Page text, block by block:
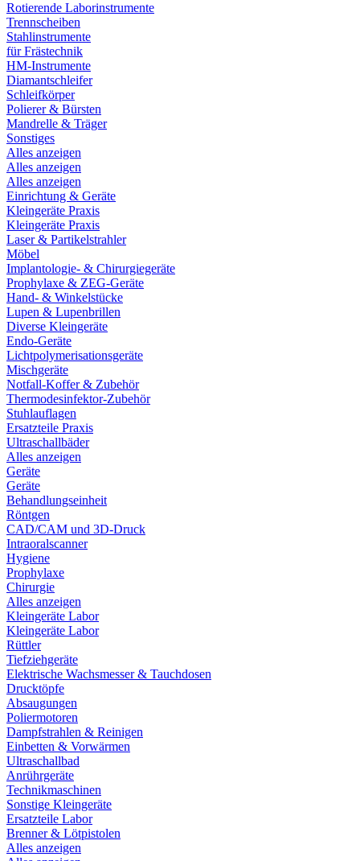
Rotierende Laborinstrumente
Trennscheiben
Stahlinstrumente
für Frästechnik
HM-Instrumente
Diamantschleifer
Schleifkörper
Polierer & Bürsten
Mandrelle & Träger
Sonstiges
Alles anzeigen
Alles anzeigen
Alles anzeigen
Einrichtung & Geräte
Kleingeräte Praxis
Kleingeräte Praxis
Laser & Partikelstrahler
Möbel
Implantologie- & Chirurgiegeräte
Prophylaxe & ZEG-Geräte
Hand- & Winkelstücke
Lupen & Lupenbrillen
Diverse Kleingeräte
Endo-Geräte
Lichtpolymerisationsgeräte
Mischgeräte
Notfall-Koffer & Zubehör
Thermodesinfektor-Zubehör
Stuhlauflagen
Ersatzteile Praxis
Ultraschallbäder
Alles anzeigen
Geräte
Geräte
Behandlungseinheit
Röntgen
CAD/CAM und 3D-Druck
Intraoralscanner
Hygiene
Prophylaxe
Chirurgie
Alles anzeigen
Kleingeräte Labor
Kleingeräte Labor
Rüttler
Tiefziehgeräte
Elektrische Wachsmesser & Tauchdosen
Drucktöpfe
Absaugungen
Poliermotoren
Dampfstrahlen & Reinigen
Einbetten & Vorwärmen
Ultraschallbad
Anrührgeräte
Technikmaschinen
Sonstige Kleingeräte
Ersatzteile Labor
Brenner & Lötpistolen
Alles anzeigen